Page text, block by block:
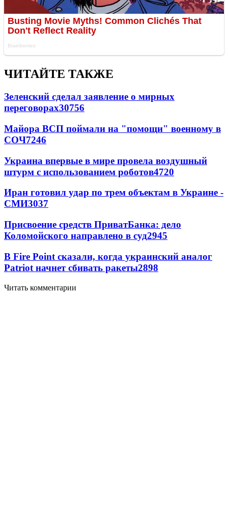
ЧИТАЙТЕ ТАКЖЕ
Зеленский сделал заявление о мирных
переговорах30756
Майора ВСП поймали на "помощи" военному в
СОЧ7246
Украина впервые в мире провела воздушный
штурм с использованием роботов4720
Иран готовил удар по трем объектам в Украине -
СМИ3037
Присвоение средств ПриватБанка: дело
Коломойского направлено в суд2945
В Fire Point сказали, когда украинский аналог
Patriot начнет сбивать ракеты2898
Читать комментарии